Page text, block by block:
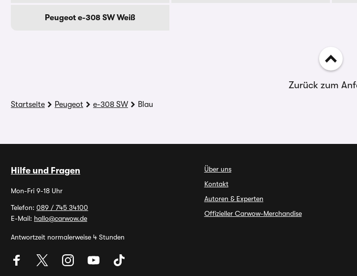
Peugeot e-308 SW Weiß
Zurück zum
Startseite Peugeot e-308 SW Blau
Hilfe und Fragen
Mon-Fri 9-18 Uhr
Telefon: 089 / 745 34100
E-Mail: hallo@carwow.de
Antwortzeit normalerweise 4 Stunden
Über uns
Kontakt
Autoren & Experten
Offizieller Carwow-Merchandise